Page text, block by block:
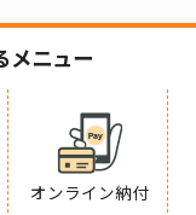
メニュー
オンライン納付